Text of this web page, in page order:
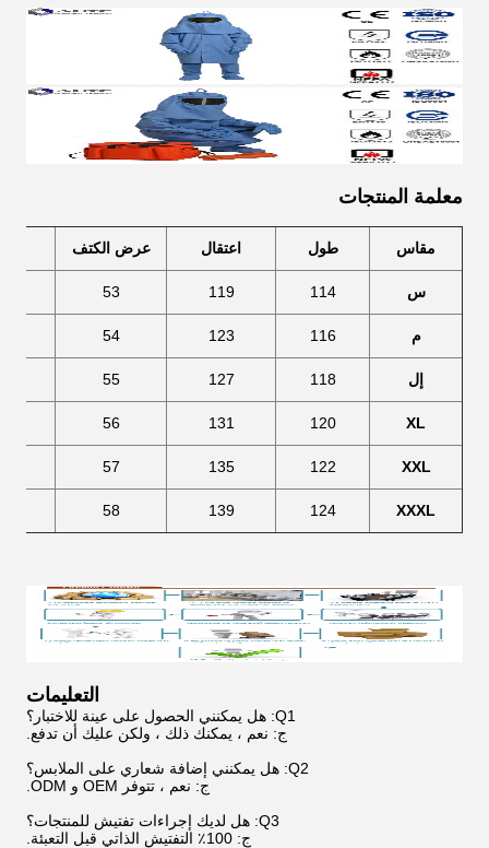
معلمة المنتجات
مقاس طول اعتقال عرض الكتف
س 114
119
53
م 116
123
54
إل 118
127
55
XL
120
131
56
XXL
122
135
57
XXXL
124
139
58
التعليمات
Q1: هل يمكنني الحصول على عينة للاختبار؟
ج: نعم ، يمكنك ذلك ، ولكن عليك أن تدفع.
Q2: هل يمكنني إضافة شعاري على الملابس؟
ج: نعم ، تتوفر OEM و ODM.
Q3: هل لديك إجراءات تفتيش للمنتجات؟
ج: 100٪ التفتيش الذاتي قبل التعبئة.